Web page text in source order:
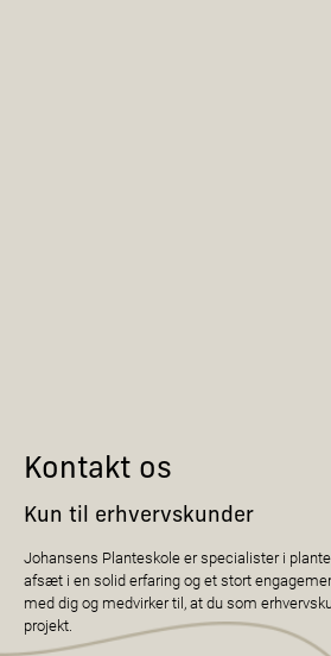
Kontakt os
Kun til erhvervskunder
Johansens Planteskole er specialister i
afsæt i en solid erfaring og et stort
med dig og medvirker til, at du som
projekt.